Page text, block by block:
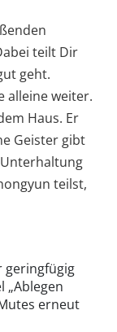
teilt Dir
geht.
alleine weiter.
Haus. Er
Geister gibt
teilst,
geringfügig
„Ablegen
erneut